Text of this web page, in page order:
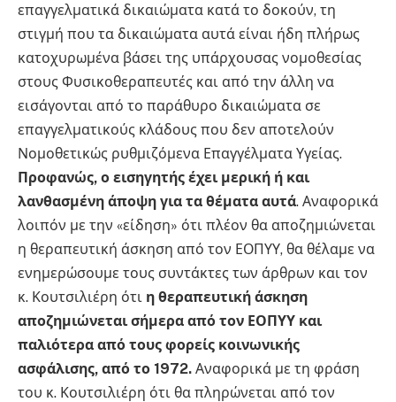
επαγγελματικά δικαιώματα κατά το δοκούν, τη
στιγμή που τα δικαιώματα αυτά είναι ήδη πλήρως
κατοχυρωμένα βάσει της υπάρχουσας νομοθεσίας
στους Φυσικοθεραπευτές και από την άλλη να
εισάγονται από το παράθυρο δικαιώματα σε
επαγγελματικούς κλάδους που δεν αποτελούν
Νομοθετικώς ρυθμιζόμενα Επαγγέλματα Υγείας.
Προφανώς, ο εισηγητής έχει μερική ή και
λανθασμένη άποψη για τα θέματα αυτά. Αναφορικά
λοιπόν με την «είδηση» ότι πλέον θα αποζημιώνεται
η θεραπευτική άσκηση από τον ΕΟΠΥΥ, θα θέλαμε να
ενημερώσουμε τους συντάκτες των άρθρων και τον
κ. Κουτσιλιέρη ότι η θεραπευτική άσκηση
αποζημιώνεται σήμερα από τον ΕΟΠΥΥ και
παλιότερα από τους φορείς κοινωνικής
ασφάλισης, από το 1972. Αναφορικά με τη φράση
του κ. Κουτσιλιέρη ότι θα πληρώνεται από τον